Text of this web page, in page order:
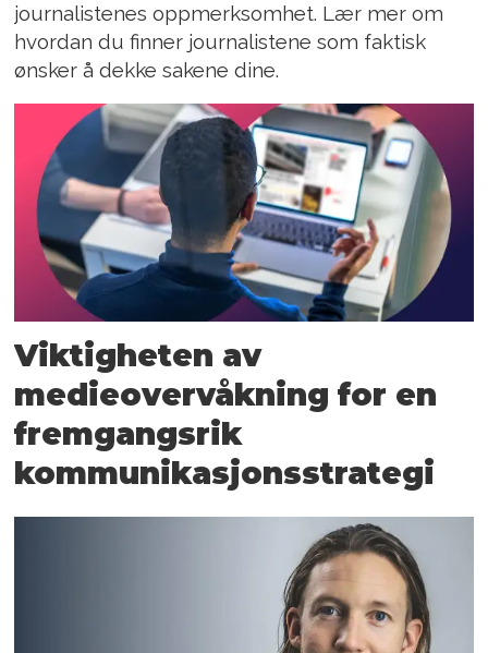
journalistenes oppmerksomhet. Lær mer om
hvordan du finner journalistene som faktisk
ønsker å dekke sakene dine.
Viktigheten av
medieovervåkning for en
fremgangsrik
kommunikasjons­strategi